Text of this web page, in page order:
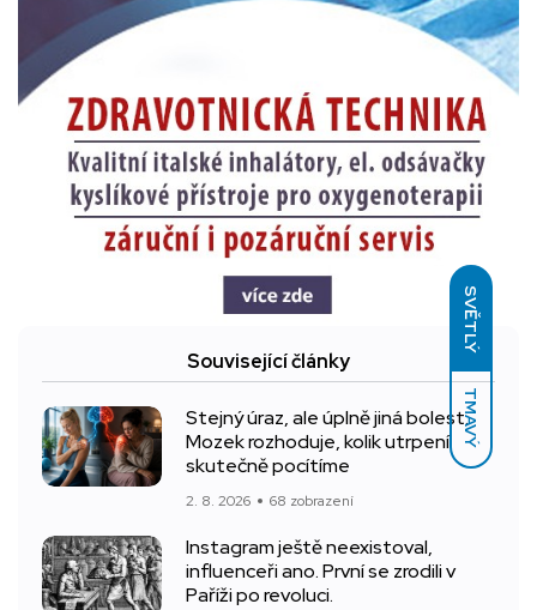
SVĚTLÝ
TMAVÝ
Související články
Stejný úraz, ale úplně jiná bolest.
Mozek rozhoduje, kolik utrpení
skutečně pocítíme
2. 8. 2026 68 zobrazení
Instagram ještě neexistoval,
influenceři ano. První se zrodili v
Paříži po revoluci.